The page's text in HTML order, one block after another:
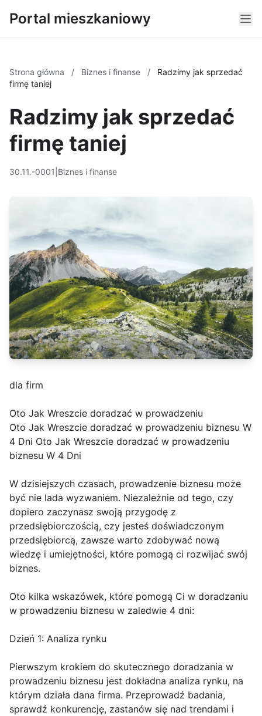
Portal mieszkaniowy
Strona główna / Biznes i finanse /
Radzimy jak sprzedać
firmę taniej
Radzimy jak sprzedać
firmę taniej
30.11.-0001 Biznes i finanse
dla firm
Oto Jak Wreszcie doradzać w prowadzeniu
Oto Jak Wreszcie doradzać w prowadzeniu biznesu W
4 Dni Oto Jak Wreszcie doradzać w prowadzeniu
biznesu W 4 Dni
W dzisiejszych czasach, prowadzenie biznesu może
być nie lada wyzwaniem. Niezależnie od tego, czy
dopiero zaczynasz swoją przygodę z
przedsiębiorczością, czy jesteś doświadczonym
przedsiębiorcą, zawsze warto zdobywać nową
wiedzę i umiejętności, które pomogą ci rozwijać swój
biznes.
Oto kilka wskazówek, które pomogą Ci w doradzaniu
w prowadzeniu biznesu w zaledwie 4 dni:
Dzień 1: Analiza rynku
Pierwszym krokiem do skutecznego doradzania w
prowadzeniu biznesu jest dokładna analiza rynku, na
którym działa dana firma. Przeprowadź badania,
sprawdź konkurencję, zastanów się nad trendami i